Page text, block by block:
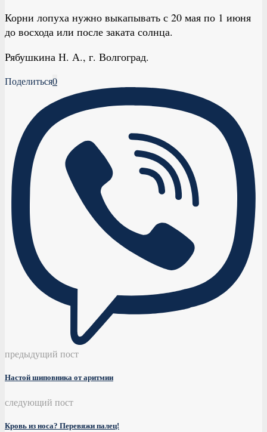
Корни лопуха нужно выкапывать с 20 мая по 1 июня
до восхода или после заката солнца.
Рябушкина Н. А., г. Волгоград.
Поделиться0
предыдущий пост
Настой шиповника от аритмии
следующий пост
Кровь из носа? Перевяжи палец!